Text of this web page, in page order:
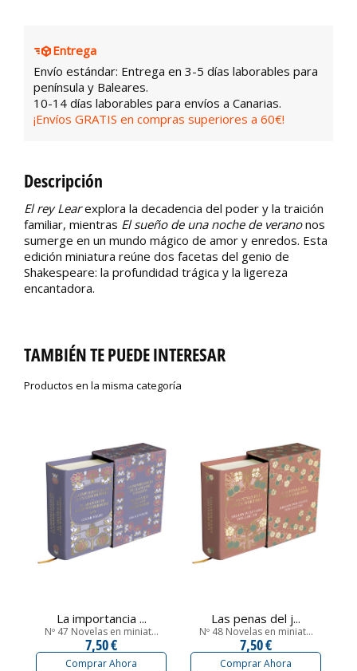
Entrega
Envío estándar: Entrega en 3-5 días laborables para
península y Baleares.
10-14 días laborables para envíos a Canarias.
¡Envíos GRATIS en compras superiores a 60€!
Descripción
El rey Learexplora la decadencia del poder y la traición
familiar, mientras El sueño de una noche de veranonos
sumerge en un mundo mágico de amor y enredos. Esta
edición miniatura reúne dos facetas del genio de
Shakespeare: la profundidad trágica y la ligereza
encantadora.
TAMBIÉN TE PUEDE INTERESAR
Productos en la misma categoría
La importancia ...
Nº 47 Novelas en miniat...
7,50 €
Comprar Ahora
Las penas del j...
Nº 48 Novelas en miniat...
7,50 €
Comprar Ahora